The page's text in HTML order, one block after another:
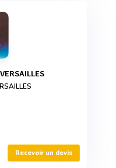
Recevoir un devis